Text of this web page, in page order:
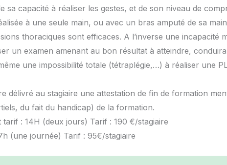
sa capacité à réaliser les gestes, et de son niveau de
à une seule main, ou avec un bras amputé de sa
thoraciques sont efficaces. A l’inverse une incapacité
un examen amenant au bon résultat à atteindre,
une impossibilité totale (tétraplégie,…) à réaliser une
délivré au stagiaire une attestation de fin de formation
du fait du handicap) de la formation.
: 14H (deux jours) Tarif : 190 €/stagiaire
(une journée) Tarif : 95€/stagiaire